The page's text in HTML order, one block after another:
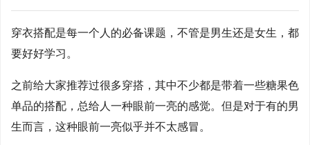
穿衣搭配是每一个人的必备课题，不管是男生还是女生，都
要好好学习。
之前给大家推荐过很多穿搭，其中不少都是带着一些糖果色
单品的搭配，总给人一种眼前一亮的感觉。但是对于有的男
生而言，这种眼前一亮似乎并不太感冒。